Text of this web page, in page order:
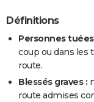
Définitions
Personnes tuées
coup ou dans les
route.
Blessés graves :
route admises